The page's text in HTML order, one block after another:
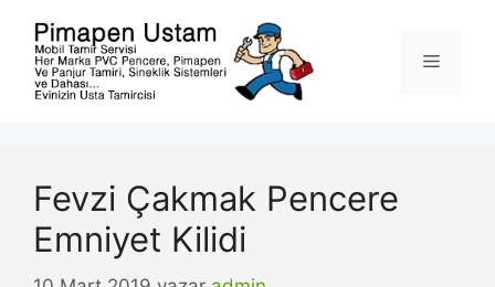
Menü
Fevzi Çakmak Pencere
Emniyet Kilidi